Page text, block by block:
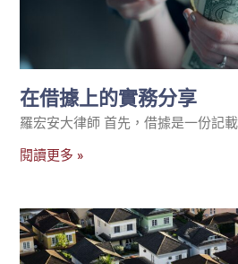
在借據上的實務分享
羅宏安大律師 首先，借據是一份記
閱讀更多 »